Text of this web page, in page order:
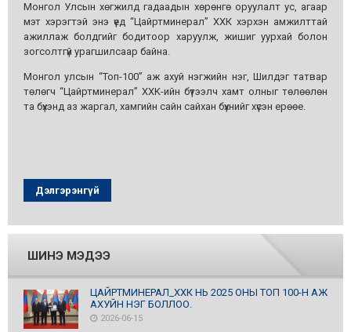
Монгол Улсын хөгжилд гадаадын хөрөнгө оруулалт ус, агаар
мэт хэрэгтэй энэ үед “Цайртминерал” ХХК хэрхэн амжилттай
ажиллаж болдгийг бодитоор харуулж, жишиг уурхай болон
зогсолтгүй урагшилсаар байна.
Монгол улсын “Топ-100” аж ахуй нэгжийн нэг, Шилдэг татвар
төлөгч “Цайртминерал” XXK-ийн бүтээлч хамт олныг төлөөлөн
та бүхэнд аз жаргал, хамгийн сайн сайхан бүхнийг хүсэн ерөөе.
Дэлгэрэнгүй
ШИНЭ МЭДЭЭ
ЦАЙРТМИНЕРАЛ_ХХК НЬ 2025 ОНЫ ТОП 100-Н АЖ
АХУЙН НЭГ БОЛЛОО.
2026-06-15